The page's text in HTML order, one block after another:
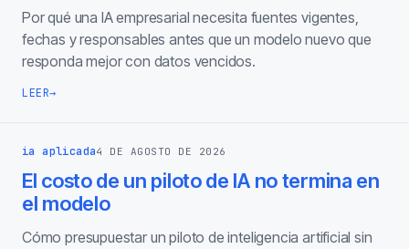
Por qué una IA empresarial necesita fuentes vigentes,
fechas y responsables antes que un modelo nuevo que
responda mejor con datos vencidos.
LEER→
ia aplicada4 DE AGOSTO DE 2026
El costo de un piloto de IA no termina en
el modelo
Cómo presupuestar un piloto de inteligencia artificial sin